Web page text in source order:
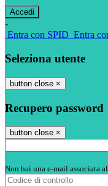
-
Entra con SPID Entra
Seleziona utente
button close ×
Recupero password
button close ×
Non hai una e-mail associata